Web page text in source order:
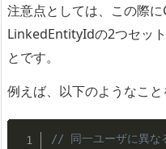
注意点としては、この際
LinkedEntityIdの2つセッ
とです。
例えば、以下のようなこと
// 同一ユーザに異な